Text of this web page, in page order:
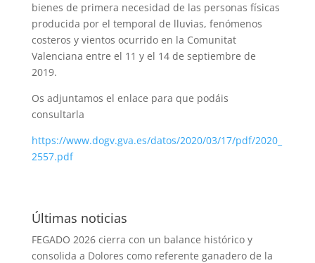
bienes de primera necesidad de las personas físicas
producida por el temporal de lluvias, fenómenos
costeros y vientos ocurrido en la Comunitat
Valenciana entre el 11 y el 14 de septiembre de
2019.
Os adjuntamos el enlace para que podáis
consultarla
https://www.dogv.gva.es/datos/2020/03/17/pdf/2020_
2557.pdf
Últimas noticias
FEGADO 2026 cierra con un balance histórico y
consolida a Dolores como referente ganadero de la